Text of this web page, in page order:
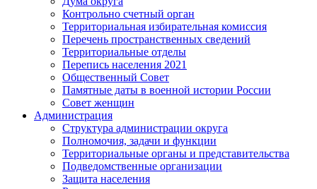
Контрольно счетный орган
Территориальная избирательная комиссия
Перечень пространственных сведений
Территориальные отделы
Перепись населения 2021
Общественный Совет
Памятные даты в военной истории России
Совет женщин
Администрация
Структура администрации округа
Полномочия, задачи и функции
Территориальные органы и представительства
Подведомственные организации
Защита населения